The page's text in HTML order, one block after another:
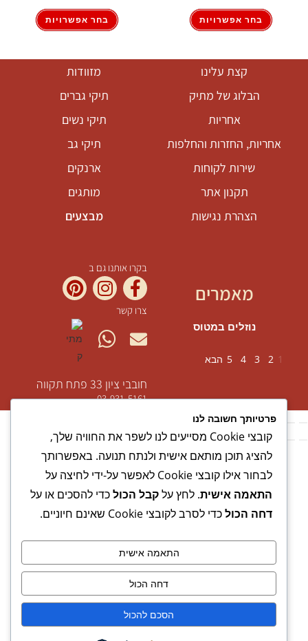
בחר אפשרויות בחר אפשרויות
קצת עלינו
הבלוג של מתיק
אחריות
אחריות, החזרות והחלפות
שירות לקוחות
תקנון אתר
הצהרת נגישות
מזוודות
תיקי גברים
תיקי נשים
תיקי גב
ארנקים
מותגים
מבצעים
מאמרים
נוזלים במטוס
1
2
3
4
5 הבא
בקרו אותנו גם ב
צרו קשר
חובבי ציון 33 פתח תקווה
03-931-5161
פרטיותך חשובה לנו
קובצי Cookie מסייעים לנו לשפר את החוויה שלך,
להציג תוכן מותאם אישית ולנתח תנועה. באפשרותך
לבחור אילו קובצי Cookie לאפשר על-ידי לחיצה על
התאמה אישית. לחץ עלקבל הכולכדי להסכים או על
דחה הכולכדי לסרב לקובצי Cookie שאינם חיוניים.
התאמה אישית
דחה הכול
הסכם להכול